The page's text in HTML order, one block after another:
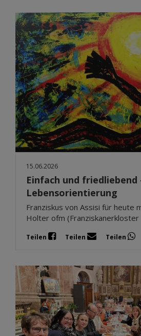
15.06.2026
Einfach und friedliebend
Lebensorientierung
Franziskus von Assisi für heute
Holter ofm (Franziskanerkloster
Teilen Teilen Teilen